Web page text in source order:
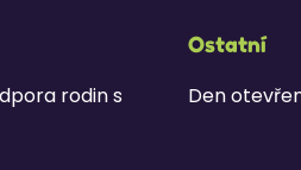
rodin s
Ostatní
Den